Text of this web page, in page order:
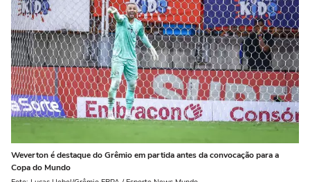
Weverton é destaque do Grêmio em partida antes da convocação para a
Copa do Mundo